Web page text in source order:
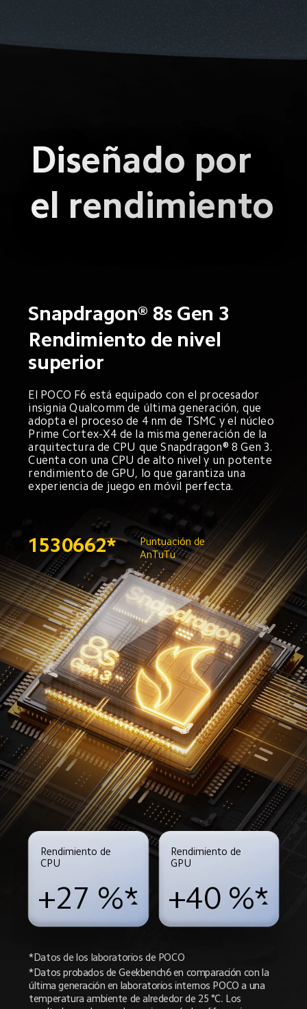
Diseñado por
el rendimiento
Snapdragon® 8s Gen 3
Rendimiento de nivel
superior
El POCO F6 está equipado con el procesador
insignia Qualcomm de última generación, que
adopta el proceso de 4 nm de TSMC y el núcleo
Prime Cortex-X4 de la misma generación de la
arquitectura de CPU que Snapdragon® 8 Gen 3.
Cuenta con una CPU de alto nivel y un potente
rendimiento de GPU, lo que garantiza una
experiencia de juego en móvil perfecta.
1530662*
Puntuación de
AnTuTu
Rendimiento de
GPU
+40 %*
Rendimiento de
CPU
+27 %*
*Datos de los laboratorios de POCO
*Datos probados de Geekbench6 en comparación con la
última generación en laboratorios internos POCO a una
temperatura ambiente de alrededor de 25 °C. Los